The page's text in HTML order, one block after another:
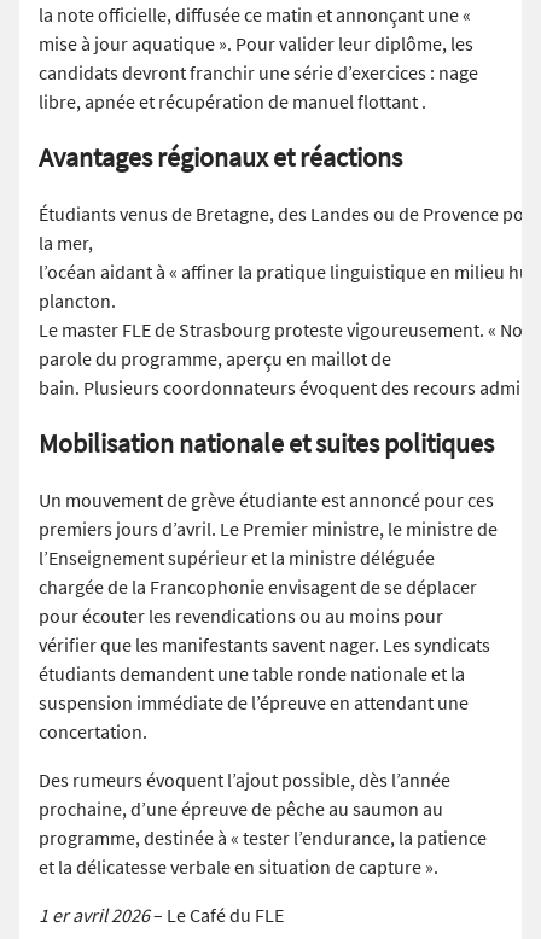
la note officielle, diffusée ce matin et annonçant une «
mise à jour aquatique ». Pour valider leur diplôme, les
candidats devront franchir une série d’exercices : nage
libre, apnée et récupération de manuel flottant .
Avantages régionaux et réactions
Étudiants venus de Bretagne, des Landes ou de Provence
la mer,
l’océan aidant à « affiner la pratique linguistique en milieu
plancton.
Le master FLE de Strasbourg proteste vigoureusement. «
parole du programme, aperçu en maillot de
bain. Plusieurs coordonnateurs évoquent des recours
Mobilisation nationale et suites politiques
Un mouvement de grève étudiante est annoncé pour ces
premiers jours d’avril. Le Premier ministre, le ministre de
l’Enseignement supérieur et la ministre déléguée
chargée de la Francophonie envisagent de se déplacer
pour écouter les revendications ou au moins pour
vérifier que les manifestants savent nager. Les syndicats
étudiants demandent une table ronde nationale et la
suspension immédiate de l’épreuve en attendant une
concertation.
Des rumeurs évoquent l’ajout possible, dès l’année
prochaine, d’une épreuve de pêche au saumon au
programme, destinée à « tester l’endurance, la patience
et la délicatesse verbale en situation de capture ».
1 er avril 2026– Le Café du FLE